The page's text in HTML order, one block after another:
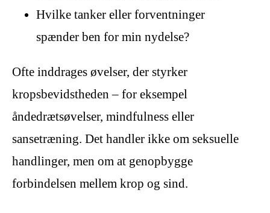
Hvilke tanker eller forventninger
spænder ben for min nydelse?
Ofte inddrages øvelser, der styrker
kropsbevidstheden – for eksempel
åndedrætsøvelser, mindfulness eller
sansetræning. Det handler ikke om seksuelle
handlinger, men om at genopbygge
forbindelsen mellem krop og sind.